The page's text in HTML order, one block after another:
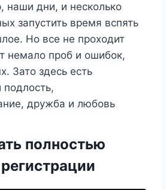
наши дни, и несколько
запустить время вспять
Но все не проходит
немало проб и ошибок,
Зато здесь есть
подлость,
дружба и любовь
полностью